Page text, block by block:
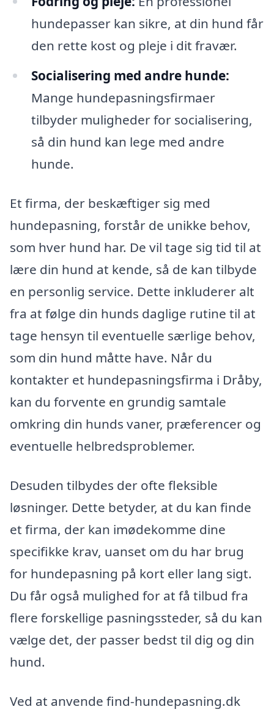
hundepasser kan sikre, at din hund får
den rette kost og pleje i dit fravær.
Socialisering med andre hunde:
Mange hundepasningsfirmaer
tilbyder muligheder for socialisering,
så din hund kan lege med andre
hunde.
Et firma, der beskæftiger sig med
hundepasning, forstår de unikke behov,
som hver hund har. De vil tage sig tid til at
lære din hund at kende, så de kan tilbyde
en personlig service. Dette inkluderer alt
fra at følge din hunds daglige rutine til at
tage hensyn til eventuelle særlige behov,
som din hund måtte have. Når du
kontakter et hundepasningsfirma i Dråby,
kan du forvente en grundig samtale
omkring din hunds vaner, præferencer og
eventuelle helbredsproblemer.
Desuden tilbydes der ofte fleksible
løsninger. Dette betyder, at du kan finde
et firma, der kan imødekomme dine
specifikke krav, uanset om du har brug
for hundepasning på kort eller lang sigt.
Du får også mulighed for at få tilbud fra
flere forskellige pasningssteder, så du kan
vælge det, der passer bedst til dig og din
hund.
Ved at anvende find-hundepasning.dk